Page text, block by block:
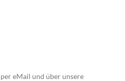
eMail und über unsere